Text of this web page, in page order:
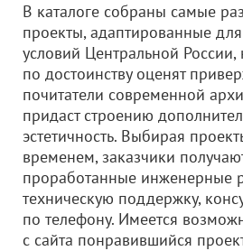
В каталоге собраны самые
проекты, адаптированные
условий Центральной России,
по достоинству оценят
почитатели современной
придаст строению
эстетичность. Выбирая
временем, заказчики
проработанные инженерные
техническую поддержку,
по телефону. Имеется
с сайта понравившийся